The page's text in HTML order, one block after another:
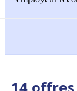
14 offres